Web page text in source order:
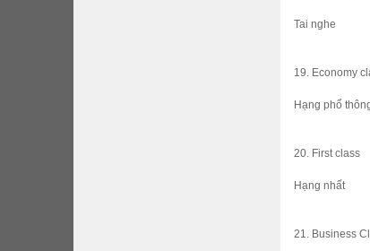
Tai nghe
19. Economy
Hạng phổ
20. First class
Hạng nhất
21. Business